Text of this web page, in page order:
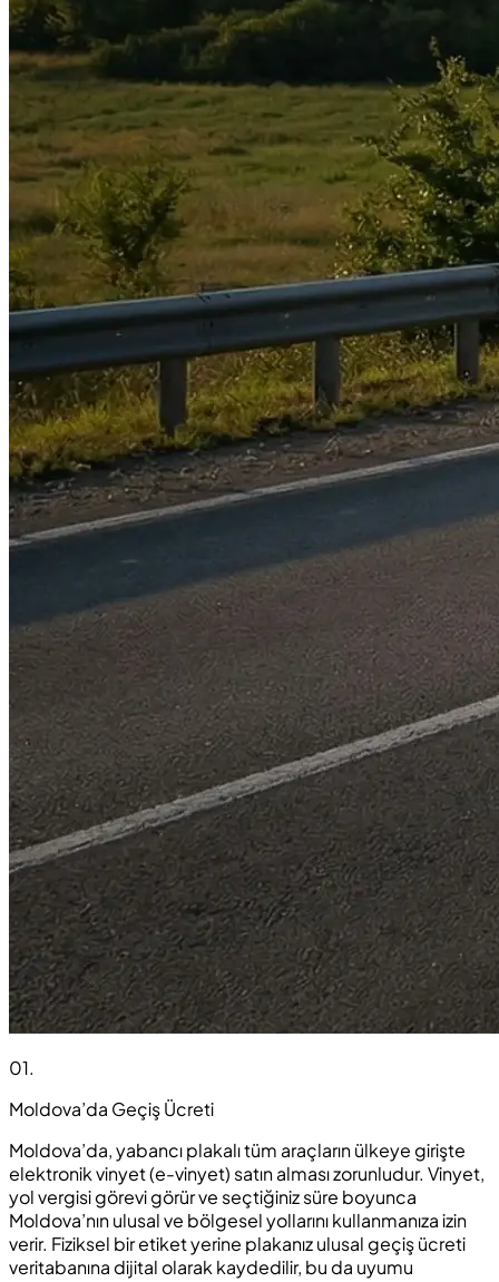
01.
Moldova’da Geçiş Ücreti
Moldova’da, yabancı plakalı tüm araçların ülkeye girişte
elektronik vinyet (e-vinyet) satın alması zorunludur. Vinyet,
yol vergisi görevi görür ve seçtiğiniz süre boyunca
Moldova’nın ulusal ve bölgesel yollarını kullanmanıza izin
verir. Fiziksel bir etiket yerine plakanız ulusal geçiş ücreti
veritabanına dijital olarak kaydedilir, bu da uyumu